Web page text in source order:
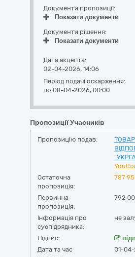
Документи пропозиції:
Показати документи
Документи рішення:
Показати документи
Дата акцепта:
02-04-2026, 14:06
Період подачі оскарження:
по 08-04-2026, 00:00
Пропозиції Учасників
Пропозицію подав:
Остаточна
пропозиція:
787
Первинна
пропозиція:
792
Інформація про
субпідрядника:
не
Підпис:
Дата та час
01-04-